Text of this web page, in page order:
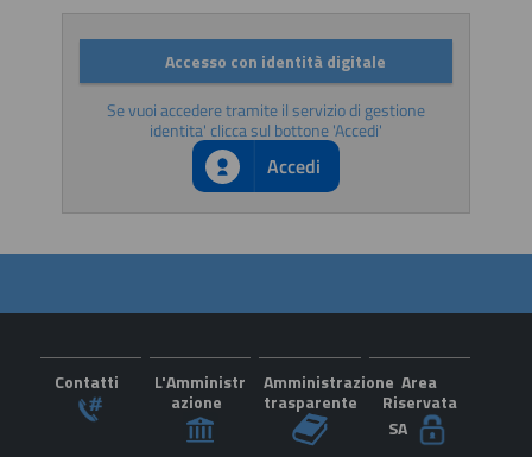
Accesso con identità digitale
Se vuoi accedere tramite il servizio di gestione
identita' clicca sul bottone 'Accedi'
Accedi
Contatti
L'Amministr
azione
Amministrazione
trasparente
Area
Riservata
SA